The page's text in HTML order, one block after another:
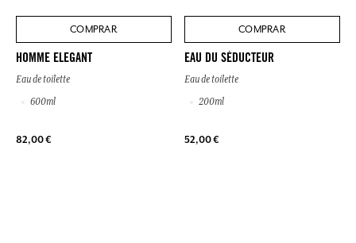
COMPRAR
HOMME ELEGANT
Eau de toilette
600ml
82,00 €
COMPRAR
EAU DU SÉDUCTEUR
Eau de toilette
200ml
52,00 €